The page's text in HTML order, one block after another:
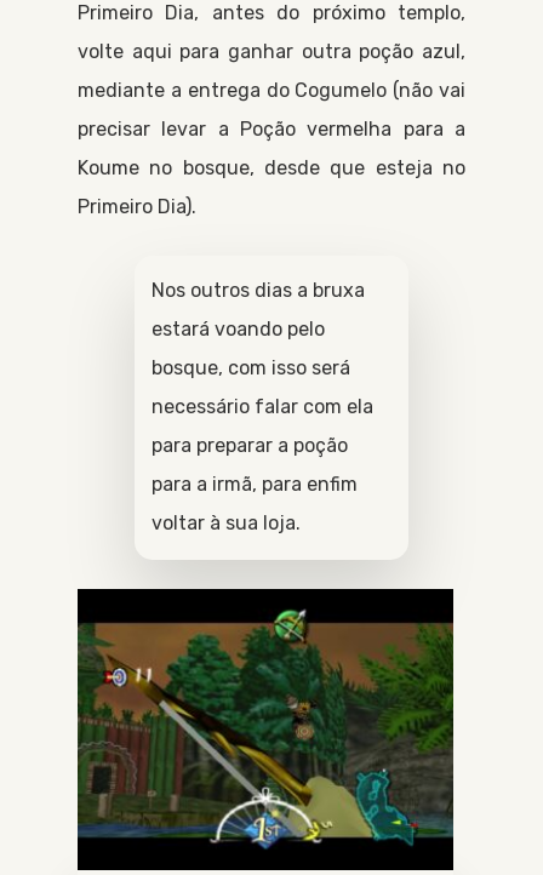
Primeiro Dia, antes do próximo templo,
volte aqui para ganhar outra poção azul,
mediante a entrega do Cogumelo (não vai
precisar levar a Poção vermelha para a
Koume no bosque, desde que esteja no
Primeiro Dia).
Nos outros dias a bruxa
estará voando pelo
bosque, com isso será
necessário falar com ela
para preparar a poção
para a irmã, para enfim
voltar à sua loja.